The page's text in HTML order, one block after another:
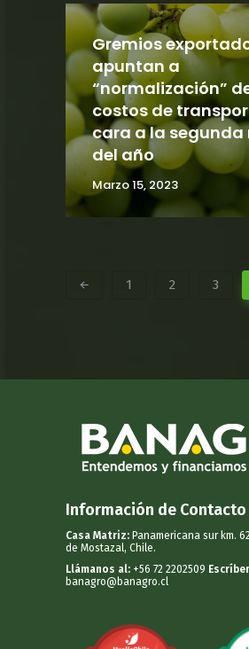
Gremios
apuntan a
“normalización”
costos de
cara a la
del año
Marzo 15, 2023
1 2 3
Información de Contacto
Casa Matriz: Panamericana sur km.
de Mostazal, Chile.
Llámanos al: +56 72 2202509
banagro@banagro.cl